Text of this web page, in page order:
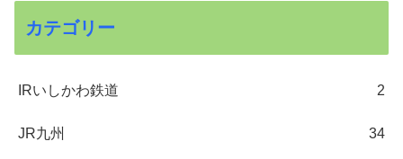
カテゴリー
IRいしかわ鉄道 2
JR九州 34